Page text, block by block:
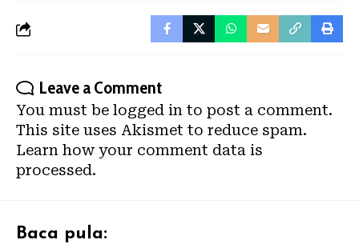
Leave a Comment
You must be logged in to post a comment.
This site uses Akismet to reduce spam.
Learn how your comment data is
processed.
Baca pula: